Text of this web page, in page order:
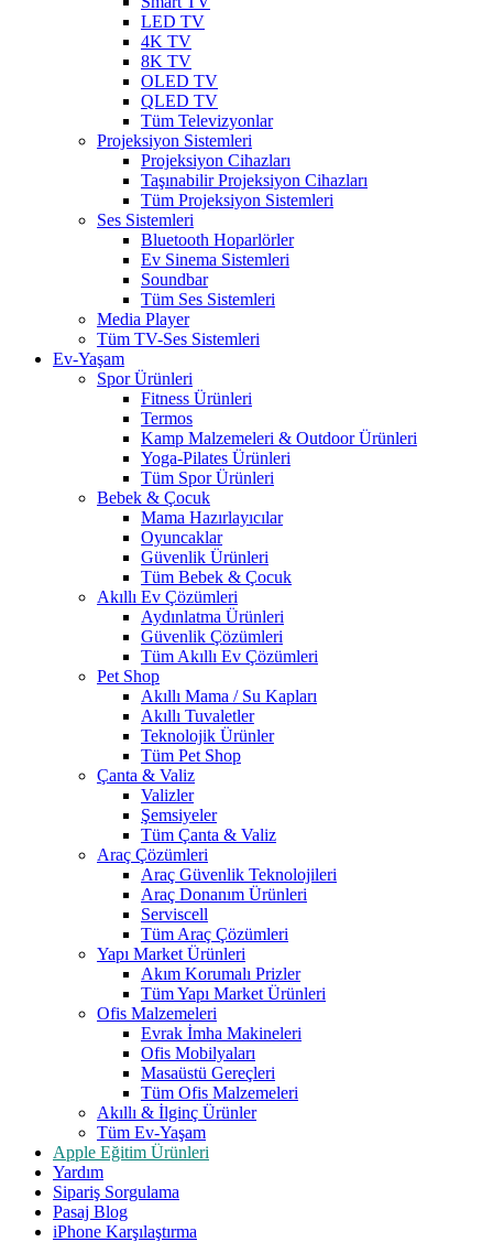
LED TV
4K TV
8K TV
OLED TV
QLED TV
Tüm Televizyonlar
Projeksiyon Sistemleri
Projeksiyon Cihazları
Taşınabilir Projeksiyon Cihazları
Tüm Projeksiyon Sistemleri
Ses Sistemleri
Bluetooth Hoparlörler
Ev Sinema Sistemleri
Soundbar
Tüm Ses Sistemleri
Media Player
Tüm TV-Ses Sistemleri
Ev-Yaşam
Spor Ürünleri
Fitness Ürünleri
Termos
Kamp Malzemeleri & Outdoor Ürünleri
Yoga-Pilates Ürünleri
Tüm Spor Ürünleri
Bebek & Çocuk
Mama Hazırlayıcılar
Oyuncaklar
Güvenlik Ürünleri
Tüm Bebek & Çocuk
Akıllı Ev Çözümleri
Aydınlatma Ürünleri
Güvenlik Çözümleri
Tüm Akıllı Ev Çözümleri
Pet Shop
Akıllı Mama / Su Kapları
Akıllı Tuvaletler
Teknolojik Ürünler
Tüm Pet Shop
Çanta & Valiz
Valizler
Şemsiyeler
Tüm Çanta & Valiz
Araç Çözümleri
Araç Güvenlik Teknolojileri
Araç Donanım Ürünleri
Serviscell
Tüm Araç Çözümleri
Yapı Market Ürünleri
Akım Korumalı Prizler
Tüm Yapı Market Ürünleri
Ofis Malzemeleri
Evrak İmha Makineleri
Ofis Mobilyaları
Masaüstü Gereçleri
Tüm Ofis Malzemeleri
Akıllı & İlginç Ürünler
Tüm Ev-Yaşam
Apple Eğitim Ürünleri
Yardım
Sipariş Sorgulama
Pasaj Blog
iPhone Karşılaştırma